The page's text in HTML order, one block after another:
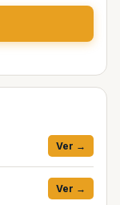
Ver →
Ver →